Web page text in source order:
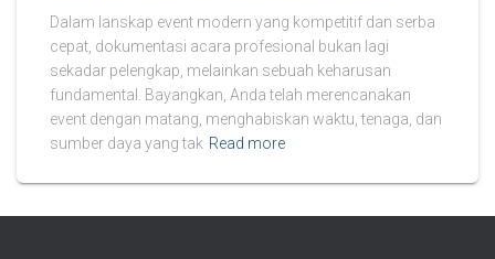
Dalam lanskap event modern yang kompetitif dan serba
cepat, dokumentasi acara profesional bukan lagi
sekadar pelengkap, melainkan sebuah keharusan
fundamental. Bayangkan, Anda telah merencanakan
event dengan matang, menghabiskan waktu, tenaga, dan
sumber daya yang tak Read more